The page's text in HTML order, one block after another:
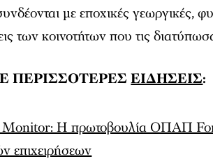
με εποχικές γεωργικές,
των κοινοτήτων που τις
ΠΕΡΙΣΣΟΤΕΡΕΣΕΙΔΗΣΕΙΣ:
H πρωτοβουλία ΟΠΑΠ
επιχειρήσεων